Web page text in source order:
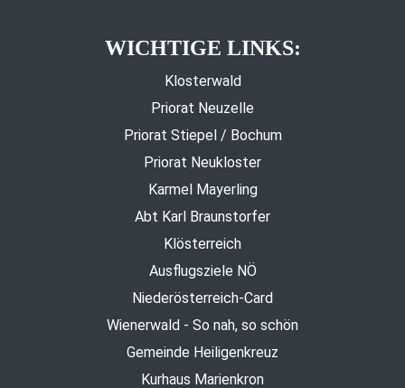
WICHTIGE LINKS:
Klosterwald
Priorat Neuzelle
Priorat Stiepel / Bochum
Priorat Neukloster
Karmel Mayerling
Abt Karl Braunstorfer
Klösterreich
Ausflugsziele NÖ
Niederösterreich-Card
Wienerwald - So nah, so schön
Gemeinde Heiligenkreuz
Kurhaus Marienkron